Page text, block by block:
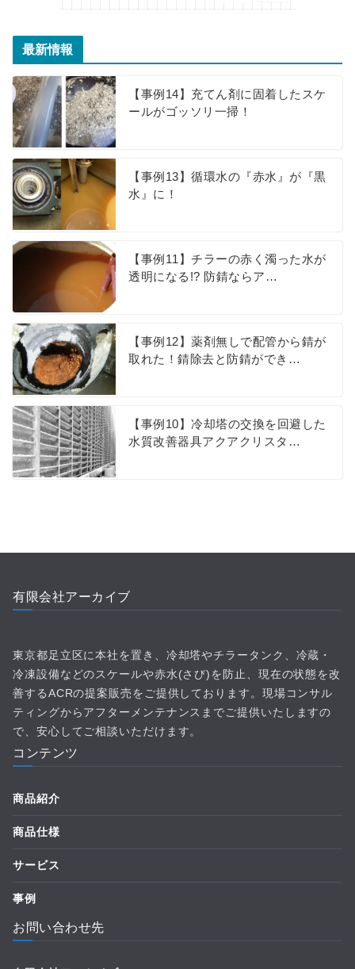
最新情報
【事例14】充てん剤に固着したスケ
ールがゴッソリ一掃！
【事例13】循環水の『赤水』が『黒
水』に！
【事例11】チラーの赤く濁った水が
透明になる!? 防錆ならア…
【事例12】薬剤無しで配管から錆が
取れた！錆除去と防錆ができ…
【事例10】冷却塔の交換を回避した
水質改善器具アクアクリスタ…
有限会社アーカイブ
東京都足立区に本社を置き、冷却塔やチラータンク、冷蔵・
冷凍設備などのスケールや赤水(さび)を防止、現在の状態を改
善するACRの提案販売をご提供しております。現場コンサル
ティングからアフターメンテナンスまでご提供いたしますの
で、安心してご相談いただけます。
コンテンツ
商品紹介
商品仕様
サービス
事例
お問い合わせ先